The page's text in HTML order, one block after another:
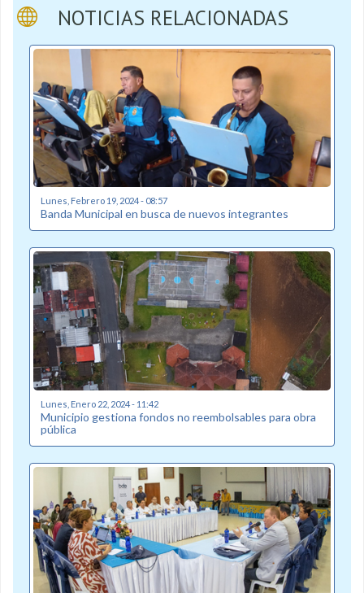
NOTICIAS RELACIONADAS
Lunes, Febrero 19, 2024 - 08:57
Banda Municipal en busca de nuevos integrantes
Lunes, Enero 22, 2024 - 11:42
Municipio gestiona fondos no reembolsables para obra
pública